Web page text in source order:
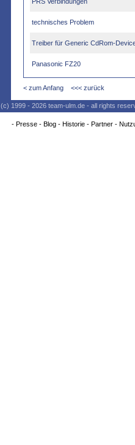
technisches Problem
Treiber für Generic CdRom-
Panasonic FZ20
< zum Anfang <<< zurück
(c) 1999 - 2026 team-ulm.de - all rights
- Presse- Blog- Historie- Partner-